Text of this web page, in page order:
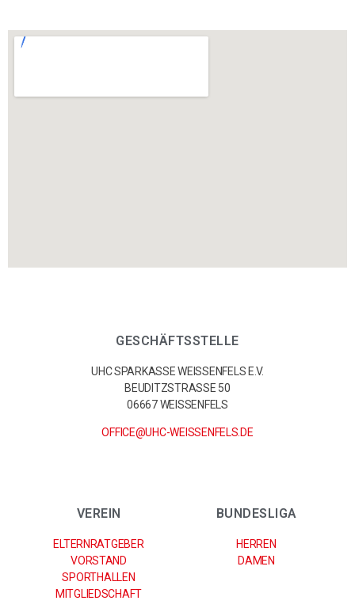
GESCHÄFTSSTELLE
UHC SPARKASSE WEISSENFELS E.V.
BEUDITZSTRASSE 50
06667 WEISSENFELS
OFFICE@UHC-WEISSENFELS.DE
VEREIN
ELTERNRATGEBER
VORSTAND
SPORTHALLEN
MITGLIEDSCHAFT
BUNDESLIGA
HERREN
DAMEN